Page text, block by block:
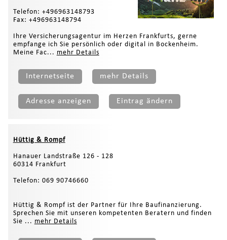
Telefon: +496963148793
Fax: +496963148794
Ihre Versicherungsagentur im Herzen Frankfurts, gerne
empfange ich Sie persönlich oder digital in Bockenheim.
Meine Fac... mehr Details
Internetseite mehr Details
Adresse anzeigen Eintrag ändern
Hüttig & Rompf
Hanauer Landstraße 126 - 128
60314 Frankfurt
Telefon: 069 90746660
Hüttig & Rompf ist der Partner für Ihre Baufinanzierung.
Sprechen Sie mit unseren kompetenten Beratern und finden
Sie ... mehr Details